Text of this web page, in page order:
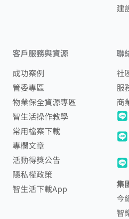
建
客戶服務與資源
成功案例
管委專區
物業保全資源專區
智生活操作教學
常用檔案下載
專欄文章
活動得獎公告
隱私權政策
智生活下載App
聯
社
服
商
集
今
智